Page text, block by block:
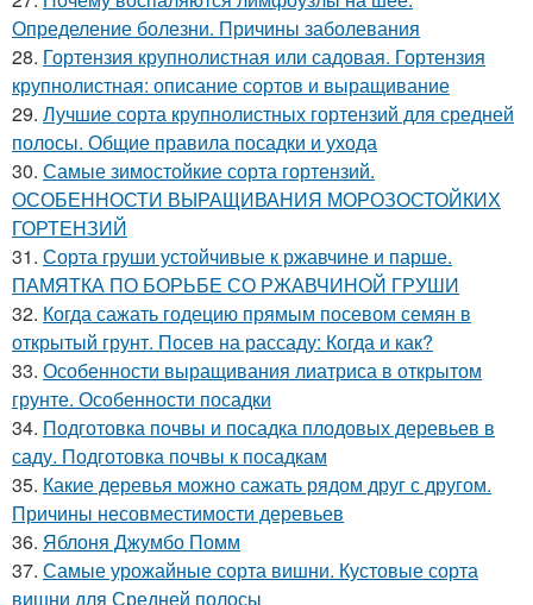
Определение болезни. Причины заболевания
28. Гортензия крупнолистная или садовая. Гортензия
крупнолистная: описание сортов и выращивание
29. Лучшие сорта крупнолистных гортензий для средней
полосы. Общие правила посадки и ухода
30. Самые зимостойкие сорта гортензий.
ОСОБЕННОСТИ ВЫРАЩИВАНИЯ МОРОЗОСТОЙКИХ
ГОРТЕНЗИЙ
31. Сорта груши устойчивые к ржавчине и парше.
ПАМЯТКА ПО БОРЬБЕ СО РЖАВЧИНОЙ ГРУШИ
32. Когда сажать годецию прямым посевом семян в
открытый грунт. Посев на рассаду: Когда и как?
33. Особенности выращивания лиатриса в открытом
грунте. Особенности посадки
34. Подготовка почвы и посадка плодовых деревьев в
саду. Подготовка почвы к посадкам
35. Какие деревья можно сажать рядом друг с другом.
Причины несовместимости деревьев
36. Яблоня Джумбо Помм
37. Самые урожайные сорта вишни. Кустовые сорта
вишни для Средней полосы